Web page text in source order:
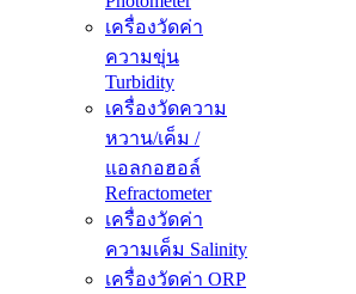
เครื่องวัดค่า
ความขุ่น
Turbidity
เครื่องวัดความ
หวาน/เค็ม /
แอลกอฮอล์
Refractometer
เครื่องวัดค่า
ความเค็ม Salinity
เครื่องวัดค่า ORP